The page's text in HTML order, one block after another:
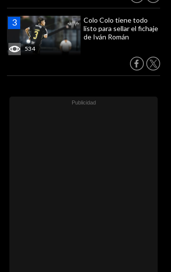
534
Colo Colo tiene todo
listo para sellar el fichaje
de Iván Román